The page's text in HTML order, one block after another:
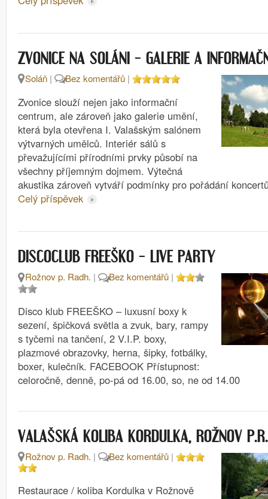
ZVONICE NA SOLÁNI – GALERIE A
Soláň | Bez komentářů |
Zvonice slouží nejen jako informační
centrum, ale zároveň jako galerie umění,
která byla otevřena I. Valašským salónem
výtvarných umělců. Interiér sálů s
převažujícími přírodními prvky působí na
všechny příjemným dojmem. Výtečná
akustika zároveň vytváří podmínky pro pořádání
Celý příspěvek
DISCOCLUB FREEŠKO – LIVE PARTY
Rožnov p. Radh. | Bez komentářů |
Disco klub FREEŠKO – luxusní boxy k
sezení, špičková světla a zvuk, bary, rampy
s tyčemi na tančení, 2 V.I.P. boxy,
plazmové obrazovky, herna, šipky, fotbálky,
boxer, kulečník. FACEBOOK Přístupnost:
celoročně, denně, po-pá od 16.00, so, ne od 14.00
VALAŠSKÁ KOLIBA KORDULKA, ROŽNOV P.R.
Rožnov p. Radh. | Bez komentářů |
Restaurace / koliba Kordulka v Rožnově